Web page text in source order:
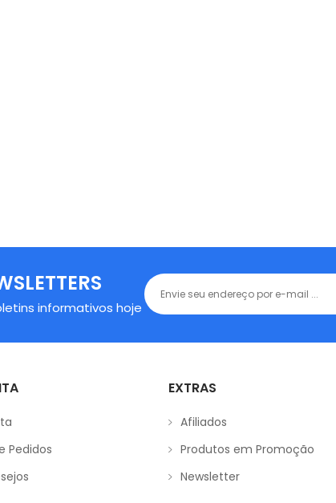
informativos hoje
Pedidos
EXTRAS
Afiliados
Produtos em Promoção
Newsletter